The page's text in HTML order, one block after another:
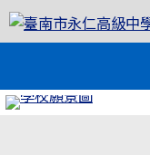
跳至主內容區
臺南市永仁高